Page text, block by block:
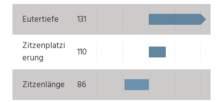
Eutertiefe
131
Zitzenplatzi
erung
110
Zitzenlänge 86